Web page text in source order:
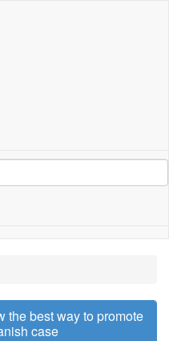
the best way to promote
case